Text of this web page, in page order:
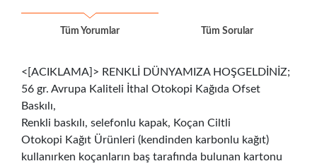
Tüm Yorumlar Tüm Sorular
<[ACIKLAMA]> RENKLİ DÜNYAMIZA HOŞGELDİNİZ;
56 gr. Avrupa Kaliteli İthal Otokopi Kağıda Ofset
Baskılı,
Renkli baskılı, selefonlu kapak, Koçan Ciltli
Otokopi Kağıt Ürünleri (kendinden karbonlu kağıt)
kullanırken koçanların baş tarafında bulunan kartonu